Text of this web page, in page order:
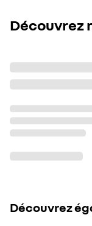
Découvrez
Découvrez